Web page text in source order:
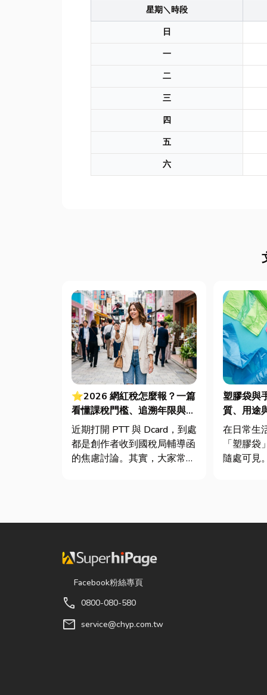
星期＼時段
日
一
二
三
四
五
六
⭐2026 網紅稅怎麼報？一篇
看懂課稅門檻、追溯年限與合
法節稅，文末加碼會計/記帳
士推薦
近期打開 PTT 與 Dcard，到處
都是創作者收到國稅局輔導函
的焦慮討論。其實，大家常說
塑膠袋與
質、用途
在日常生
「塑膠
隨處可見
Facebook粉絲專頁
call 0800-080-580
mail service@chyp.com.tw